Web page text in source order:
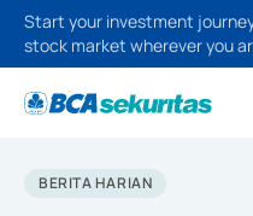
Start your investment
stock market wherever you
BERITA HARIAN